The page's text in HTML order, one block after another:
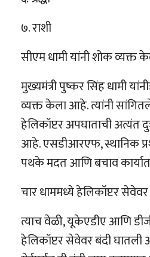
७. राशी
सीएम धामी यांनी शोक व्यक्त
मुख्यमंत्री पुष्कर सिंह धामी
व्यक्त केला आहे. त्यांनी
हेलिकॉप्टर अपघाताची अत्यंत
आहे. एसडीआरएफ, स्थानिक
पथके मदत आणि बचाव
चार धाममध्ये हेलिकॉप्टर
त्याच वेळी, यूकेएडीए आणि
हेलिकॉप्टर सेवेवर बंदी